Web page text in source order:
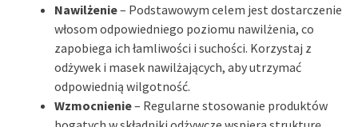
Nawilżenie– Podstawowym celem jest dostarczenie
włosom odpowiedniego poziomu nawilżenia, co
zapobiega ich łamliwości i suchości. Korzystaj z
odżywek i masek nawilżających, aby utrzymać
odpowiednią wilgotność.
Wzmocnienie– Regularne stosowanie produktów